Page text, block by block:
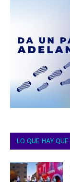
LO QUE HAY QUE